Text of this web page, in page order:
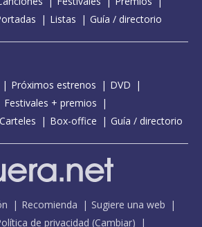
Listas Guía / directorio
Próximos estrenos
DVD
Festivales + premios
Carteles Box-office Guía / directorio
Recomienda
Sugiere una web
de privacidad (Cambiar)